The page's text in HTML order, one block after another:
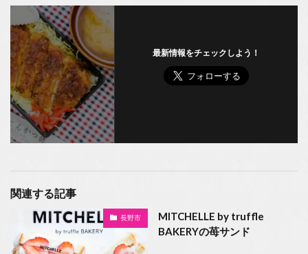
最新情報をチェックしよう！
関連する記事
長野市
MITCHELLE by truffle
BAKERYの苺サンド